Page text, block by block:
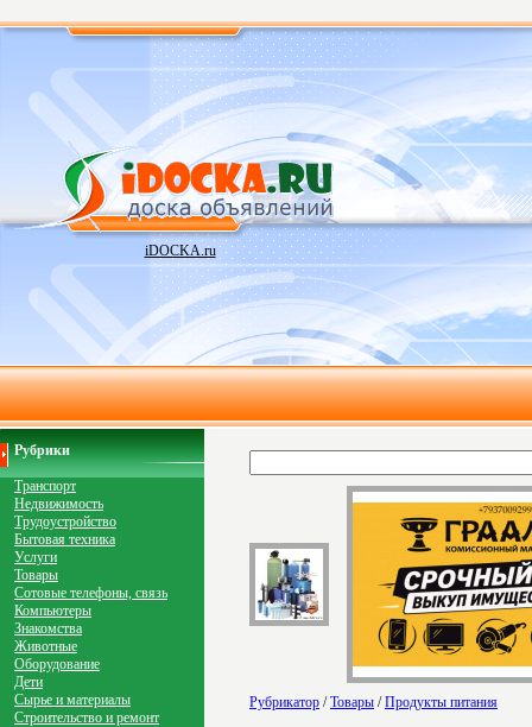
iDOCKA.ru
Рубрики
Транспорт
Недвижимость
Трудоустройство
Бытовая техника
Услуги
Товары
Сотовые телефоны, связь
Компьютеры
Знакомства
Животные
Оборудование
Дети
Сырье и материалы
Строительство и ремонт
Рубрикатор /Товары /Продукты питания